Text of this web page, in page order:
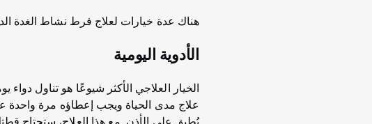
هناك عدة خيارات لعلاج فرط نشاط الغدة
الأدوية اليومية
الخيار العلاجي الأكثر شيوعًا هو تناول دواء
علاج مدى الحياة ويجب إعطاؤه مرة
يُطبق على الأذن. مع هذا العلاج، ستحتاج